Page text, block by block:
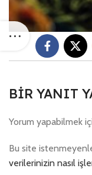
BIR YANIT
Yorum yapabilmek
Bu site
verilerinizin nasıl